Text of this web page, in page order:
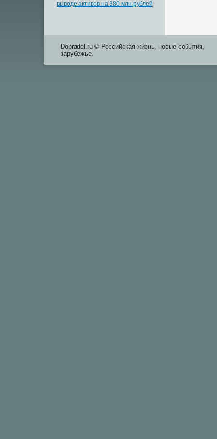
выводе активов на 380 млн рублей
Dobradel.ru © Российская жизнь, новые события,
зарубежье.